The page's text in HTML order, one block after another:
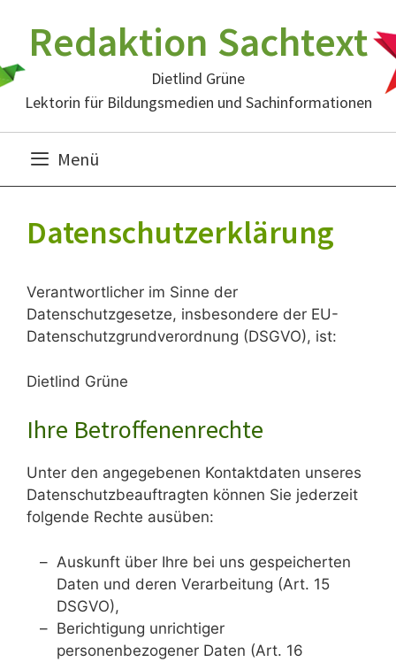
Inhalt
springenRedaktion Sachtext
Dietlind Grüne
Lektorin für Bildungsmedien und Sachinformationen
Menü
Datenschutzerklärung
Verantwortlicher im Sinne der
Datenschutzgesetze, insbesondere der EU-
Datenschutzgrundverordnung (DSGVO), ist:
Dietlind Grüne
Ihre Betroffenenrechte
Unter den angegebenen Kontaktdaten unseres
Datenschutzbeauftragten können Sie jederzeit
folgende Rechte ausüben:
Auskunft über Ihre bei uns gespeicherten
Daten und deren Verarbeitung (Art. 15
DSGVO),
Berichtigung unrichtiger
personenbezogener Daten (Art. 16